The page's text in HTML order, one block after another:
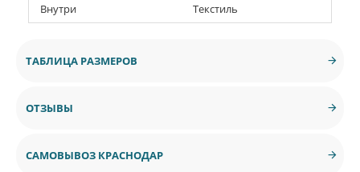
Внутри
Текстиль
ТАБЛИЦА РАЗМЕРОВ
ОТЗЫВЫ
САМОВЫВОЗ КРАСНОДАР